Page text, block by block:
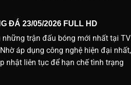
ĐÁ 23/05/2026 FULL HD
trận đấu bóng mới nhất tại TV
áp dụng công nghệ hiện đại nhất,
nhật liên tục để hạn chế tình trạng